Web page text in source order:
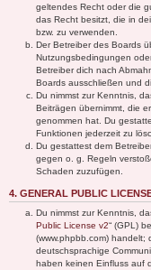
geltendes Recht oder die
das Recht besitzt, die in
bzw. zu verwenden.
Der Betreiber des Boards
Nutzungsbedingungen
Betreiber dich nach
Boards ausschließen und
Du nimmst zur Kenntnis,
Beiträgen übernimmt, die
genommen hat. Du
Funktionen jederzeit zu
Du gestattest dem
gegen o. g. Regeln
Schaden zuzufügen.
4. GENERAL PUBLIC
Du nimmst zur Kenntnis,
Public License v2“ (GPL)
(www.phpbb.com) handelt;
deutschsprachige
haben keinen Einfluss auf